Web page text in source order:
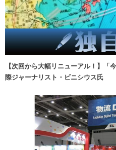
【次回から大幅リニューアル！】
際ジャーナリスト・ビニシウス氏